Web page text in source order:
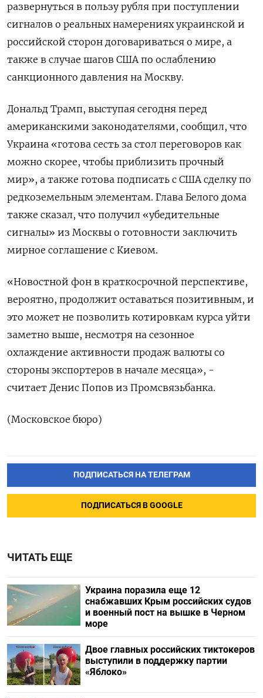
развернуться в пользу рубля при поступлении
сигналов о реальных намерениях украинской и
российской сторон договариваться о мире, а
также в случае шагов США по ослаблению
санкционного давления на Москву.
Дональд Трамп, выступая сегодня перед
американскими законодателями, сообщил, что
Украина «готова сесть за стол переговоров как
можно скорее, чтобы приблизить прочный
мир», а также готова подписать с США сделку по
редкоземельным элементам. Глава Белого дома
также сказал, что получил «убедительные
сигналы» из Москвы о готовности заключить
мирное соглашение с Киевом.
«Новостной фон в краткосрочной перспективе,
вероятно, продолжит оставаться позитивным, и
это может не позволить котировкам курса уйти
заметно выше, несмотря на сезонное
охлаждение активности продаж валюты со
стороны экспортеров в начале месяца», -
считает Денис Попов из Промсвязьбанка.
(Московское бюро)
ПОДПИСАТЬСЯ НА ТЕЛЕГРАМ
ПОДПИСАТЬСЯ В GOOGLE
ЧИТАТЬ ЕЩЕ
Украина поразила еще 12
снабжавших Крым российских судов
и военный пост на вышке в Черном
море
Двое главных российских тиктокеров
выступили в поддержку партии
«Яблоко»